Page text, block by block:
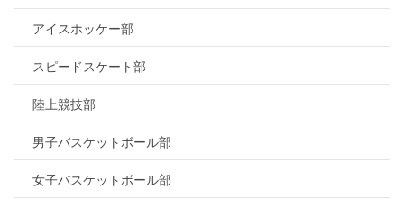
アイスホッケー部
スピードスケート部
陸上競技部
男子バスケットボール部
女子バスケットボール部